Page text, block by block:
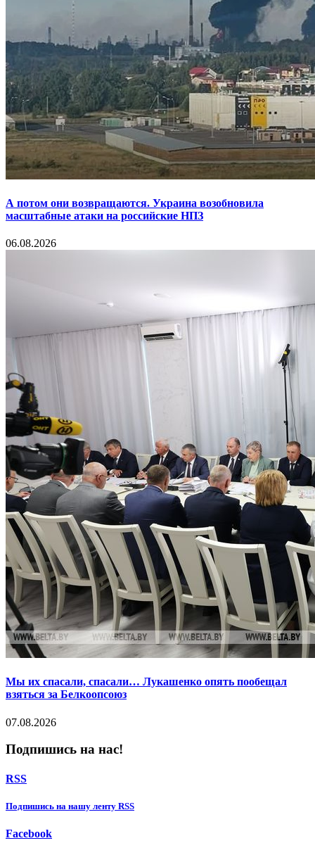
А потом они возвращаются. Украина возобновила
масштабные атаки на российские НПЗ
06.08.2026
Мы их спасали, спасали… Лукашенко опять пообещал
взяться за Белкоопсоюз
07.08.2026
Подпишись на нас!
RSS
Подпишиcь на нашу ленту RSS
Facebook